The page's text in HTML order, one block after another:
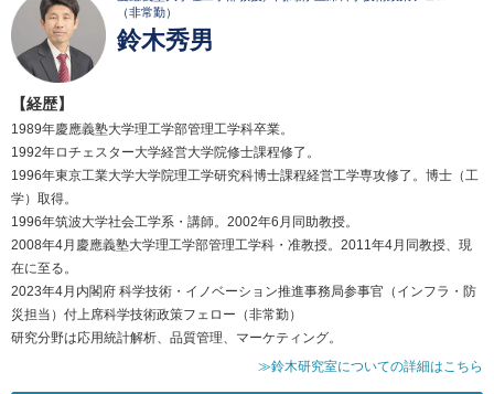
（非常勤）
鈴木秀男
【経歴】
1989年慶應義塾大学理工学部管理工学科卒業。
1992年ロチェスター大学経営大学院修士課程修了。
1996年東京工業大学大学院理工学研究科博士課程経営工学専攻修了。博士（工
学）取得。
1996年筑波大学社会工学系・講師。2002年6月同助教授。
2008年4月慶應義塾大学理工学部管理工学科・准教授。2011年4月同教授、現
在に至る。
2023年4月内閣府 科学技術・イノベーション推進事務局参事官（インフラ・防
災担当）付上席科学技術政策フェロー（非常勤）
研究分野は応用統計解析、品質管理、マーケティング。
≫鈴木研究室についての詳細はこちら